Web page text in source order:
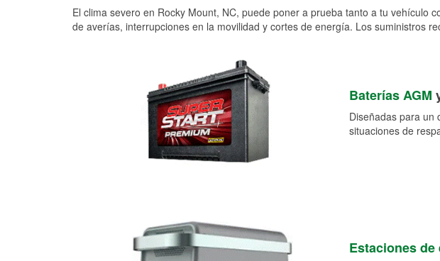
El clima severo en Rocky Mount, NC, puede poner a prueba tanto a tu vehículo
de averías, interrupciones en la movilidad y cortes de energía. Los suministros
Baterías AGM
Diseñadas para un
situaciones de
Estaciones